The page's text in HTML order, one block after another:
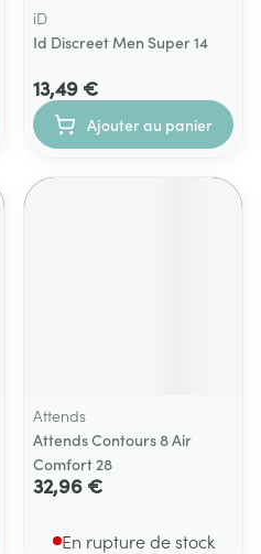
iD
Id Discreet Men Super 14
13,49 €
Ajouter au panier
Attends
Attends Contours 8 Air
Comfort 28
32,96 €
En rupture de stock